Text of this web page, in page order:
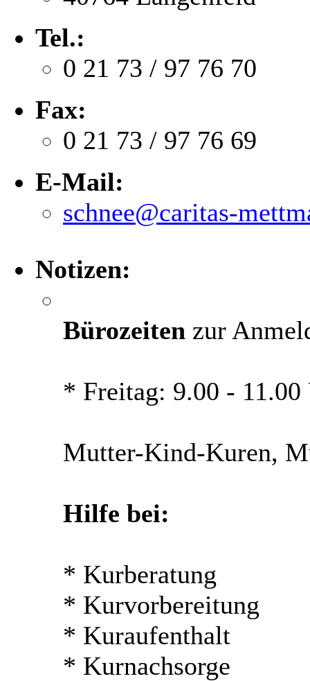
Tel.:
0 21 73 / 97 76 70
Fax:
0 21 73 / 97 76 69
E-Mail:
schnee@caritas-
Notizen:
Bürozeiten zur
* Freitag: 9.00 - 11.00
Mutter-Kind-Kuren,
Hilfe bei:
* Kurberatung
* Kurvorbereitung
* Kuraufenthalt
* Kurnachsorge